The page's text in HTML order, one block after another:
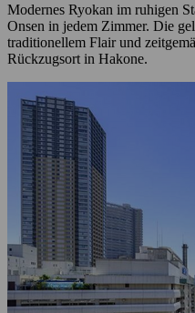
Modernes Ryokan im ruhigen
Onsen in jedem Zimmer. Die
traditionellem Flair und
Rückzugsort in Hakone.